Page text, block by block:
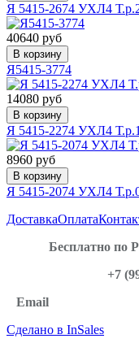
Я 5415-2674 УХЛ4
40640 руб
В корзину
Я5415-3774
14080 руб
В корзину
Я 5415-2274 УХЛ4
8960 руб
В корзину
Я 5415-2074 УХЛ4
ДоставкаОплата
Бесплатно по
+7 (991)
Email
Сделано в InSales